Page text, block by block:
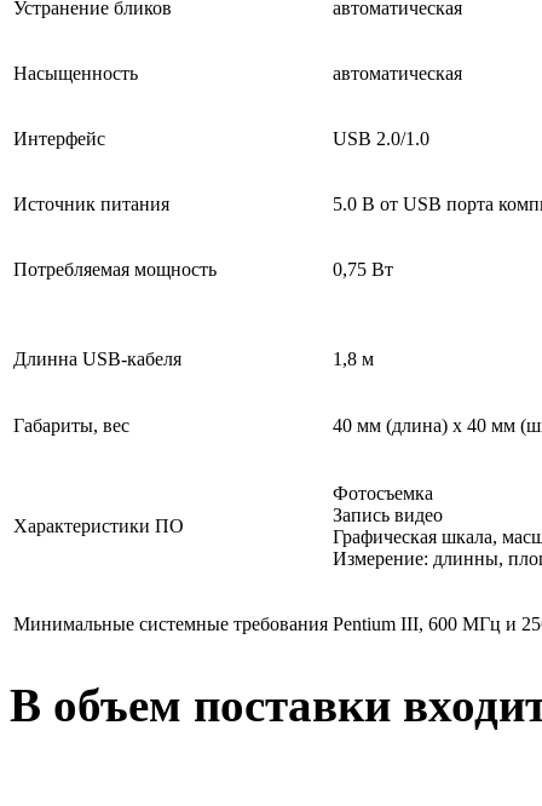
Устранение бликов автоматическая
Насыщенность автоматическая
Интерфейс USB 2.0/1.0
Источник питания 5.0 В от USB порта
Потребляемая мощность 0,75 Вт
Длинна USB-кабеля 1,8 м
Габариты, вес 40 мм (длина) x 40 мм
Характеристики ПО
Фотосъемка
Запись видео
Графическая шкала,
Измерение: длинны,
Минимальные системные требования Pentium III, 600 МГц и
В объем поставки